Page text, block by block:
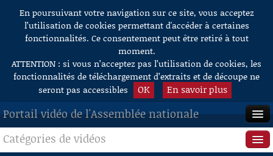
Aller au contenu
En poursuivant votre navigation sur ce site, vous acceptez
l’utilisation de cookies permettant d'accéder à certaines
fonctionnalités. Ce consentement peut être retiré à tout
moment.
ATTENTION : si vous n’acceptez pas l’utilisation de cookies, les
fonctionnalités de téléchargement d’extraits et de découpe ne
seront pas accessibles
OK En savoir plus
Portail vidéo de l'Assemblée nationale
ACCUEIL
Catégories de vidéos